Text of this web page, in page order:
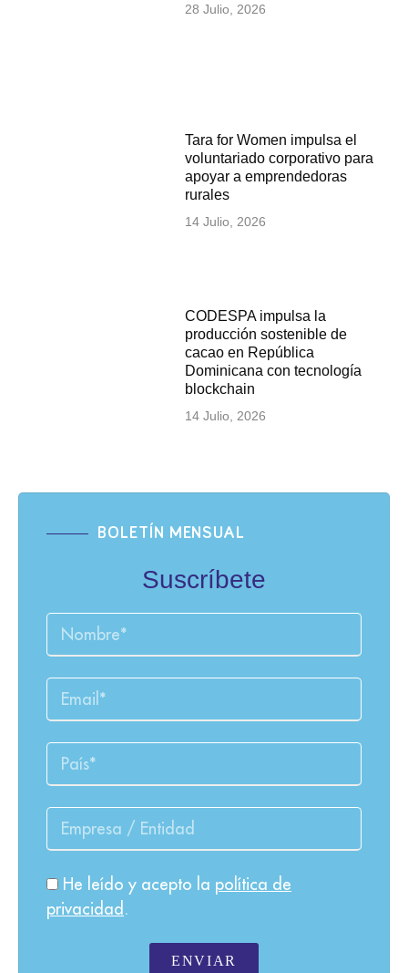
28 Julio, 2026
Tara for Women impulsa el
voluntariado corporativo para
apoyar a emprendedoras
rurales
14 Julio, 2026
CODESPA impulsa la
producción sostenible de
cacao en República
Dominicana con tecnología
blockchain
14 Julio, 2026
BOLETÍN MENSUAL
Suscríbete
He leído y acepto la política de
privacidad .
ENVIAR